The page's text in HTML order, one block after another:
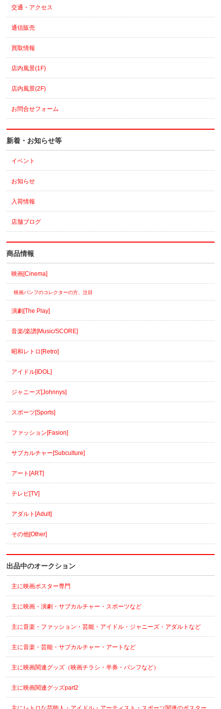
交通・アクセス
通信販売
買取情報
店内風景(1F)
店内風景(2F)
お問合せフォーム
新着・お知らせ等
イベント
お知らせ
入荷情報
店舗ブログ
商品情報
映画[Cinema]
映画パンフのコレクターの方、注目
演劇[The Play]
音楽/楽譜[Music/SCORE]
昭和レトロ[Retro]
アイドル[IDOL]
ジャニーズ[Johnnys]
スポーツ[Sports]
ファッション[Fasion]
サブカルチャー[Subculture]
アート[ART]
テレビ[TV]
アダルト[Adult]
その他[Other]
出品中のオークション
主に映画ポスター専門
主に映画・演劇・サブカルチャー・スポーツなど
主に音楽・ファッション・芸能・アイドル・ジャニーズ・アダルトなど
主に音楽・芸能・サブカルチャー・アートなど
主に映画関連グッズ（映画チラシ・半券・パンフなど）
主に映画関連グッズpart2